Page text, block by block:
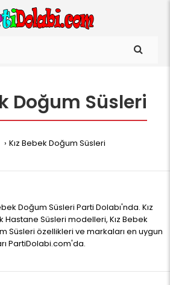
Doğum Süsleri
Kız Bebek Doğum Süsleri
Doğum Süsleri Parti Dolabı'nda. Kız
Hastane Süsleri modelleri, Kız Bebek
Süsleri özellikleri ve markaları en uygun
PartiDolabi.com'da.